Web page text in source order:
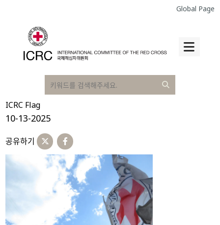
Global Page
ICRC Flag
10-13-2025
공유하기